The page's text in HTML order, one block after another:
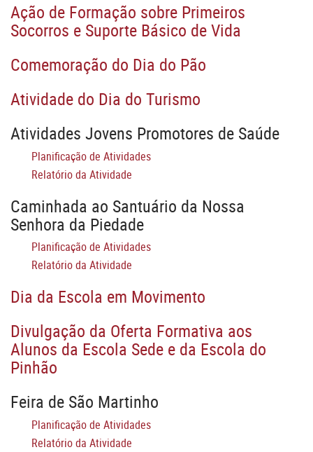
Ação de Formação sobre Primeiros
Socorros e Suporte Básico de Vida
Comemoração do Dia do Pão
Atividade do Dia do Turismo
Atividades Jovens Promotores de Saúde
Planificação de Atividades
Relatório da Atividade
Caminhada ao Santuário da Nossa
Senhora da Piedade
Planificação de Atividades
Relatório da Atividade
Dia da Escola em Movimento
Divulgação da Oferta Formativa aos
Alunos da Escola Sede e da Escola do
Pinhão
Feira de São Martinho
Planificação de Atividades
Relatório da Atividade